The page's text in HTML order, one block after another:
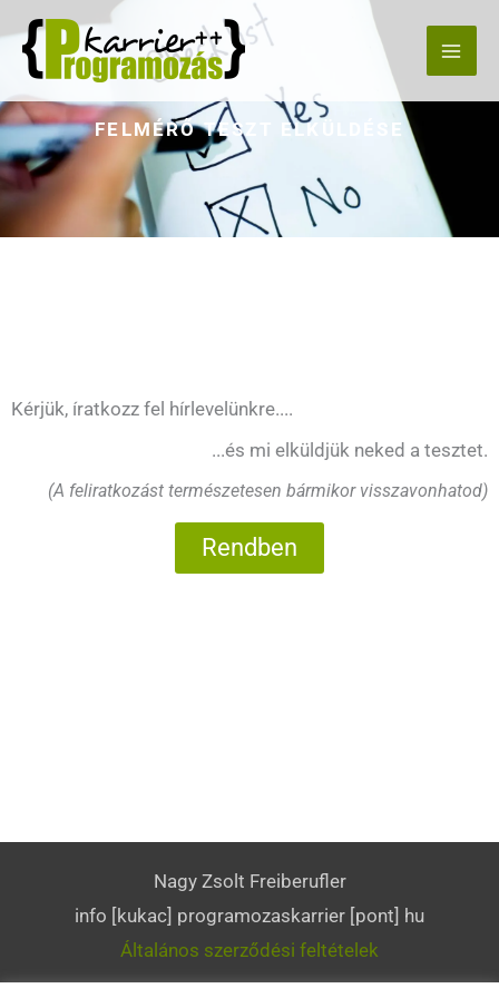
Skip
content
FELMÉRŐ TESZT ELKÜLDÉSE
Kérjük, íratkozz fel hírlevelünkre....
...és mi elküldjük neked a tesztet.
(A feliratkozást természetesen bármikor visszavonhatod)
Rendben
Nagy Zsolt Freiberufler
info [kukac] programozaskarrier [pont] hu
Általános szerződési feltételek